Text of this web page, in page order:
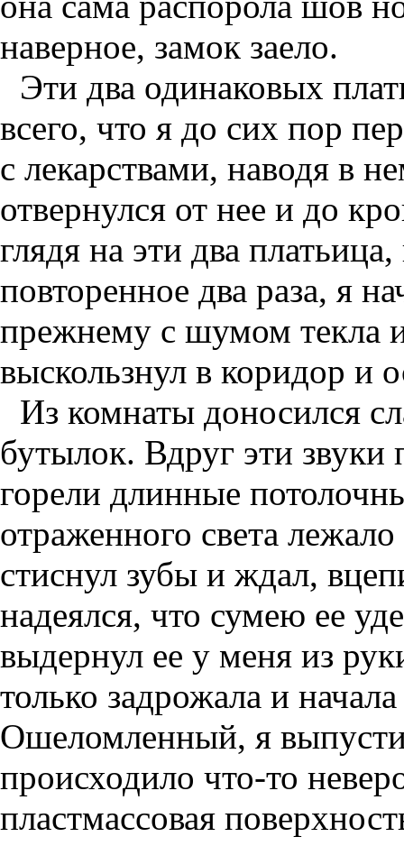
наверное, замок заело.
Эти два одинаковых
всего, что я до сих пор
с лекарствами, наводя в
отвернулся от нее и до
глядя на эти два
повторенное два раза, я
прежнему с шумом текла
выскользнул в коридор и
Из комнаты доносился
бутылок. Вдруг эти звуки
горели длинные
отраженного света
стиснул зубы и ждал,
надеялся, что сумею ее
выдернул ее у меня из
только задрожала и
Ошеломленный, я
происходило что-то
пластмассовая